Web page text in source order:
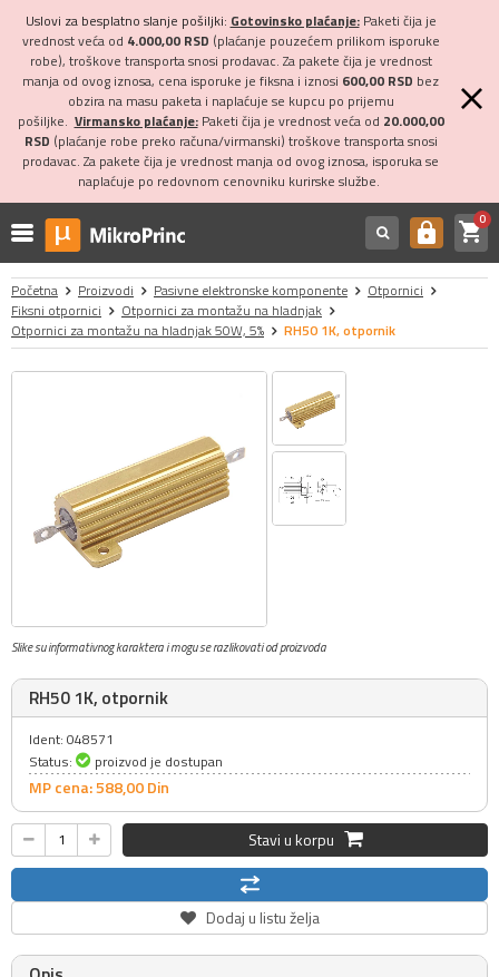
Uslovi za besplatno slanje pošiljki: Gotovinsko plaćanje:Paketi čija je
vrednost veća od 4.000,00 RSD (plaćanje pouzećem prilikom isporuke
robe), troškove transporta snosi prodavac. Za pakete čija je vrednost
manja od ovog iznosa, cena isporuke je fiksna i iznosi 600,00 RSD bez
obzira na masu paketa i naplaćuje se kupcu po prijemu
pošiljke. Virmansko plaćanje:Paketi čija je vrednost veća od 20.000,00
RSD (plaćanje robe preko računa/virmanski) troškove transporta snosi
prodavac. Za pakete čija je vrednost manja od ovog iznosa, isporuka se
naplaćuje po redovnom cenovniku kurirske službe.
https shopping_cart0
Početna Proizvodi Pasivne elektronske komponente
Otpornici
Fiksni otpornici
Otpornici za montažu na hladnjak
Otpornici za montažu na hladnjak 50W, 5%
RH50 1K, otpornik
Slike su informativnog karaktera i mogu se razlikovati od proizvoda
RH50 1K, otpornik
Ident: 048571
Status:
proizvod je dostupan
MP cena: 588,00Din
Stavi u korpu
Dodaj u listu želja